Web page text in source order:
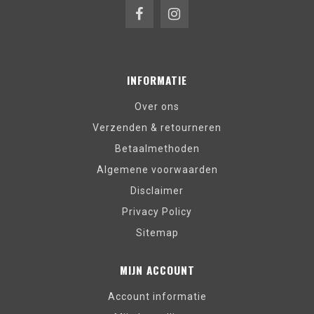
INFORMATIE
Over ons
Verzenden & retourneren
Betaalmethoden
Algemene voorwaarden
Disclaimer
Privacy Policy
Sitemap
MIJN ACCOUNT
Account informatie